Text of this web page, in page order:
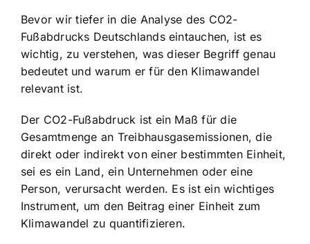
Bevor wir tiefer in die Analyse des CO2-
Fußabdrucks Deutschlands eintauchen, ist es
wichtig, zu verstehen, was dieser Begriff genau
bedeutet und warum er für den Klimawandel
relevant ist.
Der CO2-Fußabdruck ist ein Maß für die
Gesamtmenge an Treibhausgasemissionen, die
direkt oder indirekt von einer bestimmten Einheit,
sei es ein Land, ein Unternehmen oder eine
Person, verursacht werden. Es ist ein wichtiges
Instrument, um den Beitrag einer Einheit zum
Klimawandel zu quantifizieren.